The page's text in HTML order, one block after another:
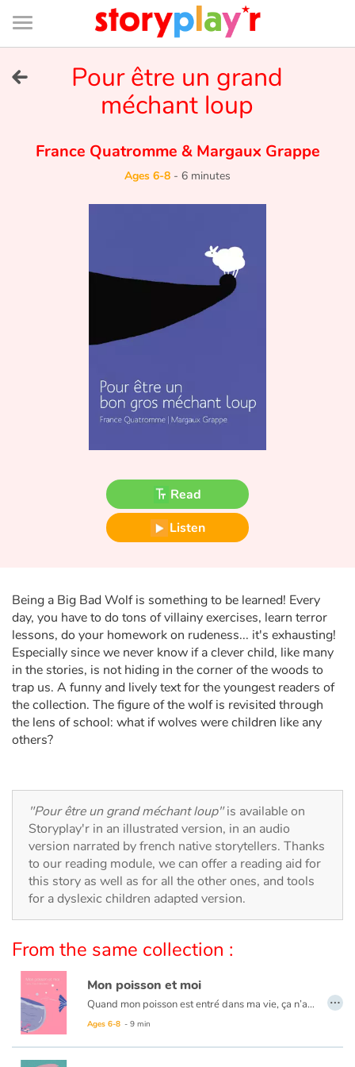
Connexion
Bibliothèque
de
page
Try for free
Tales and classics in french
Princesses and princes, kings, queens and dragons
Heroines and Heroes
Ecology, nature, seasons
Travel, epic, investigation, adventure
Around the world
Learning
Arts, space, activities
With the family
Daily life and hobbies
At school
Festivals and events
Love and friendship
Social issues
Emotions and feelings
Pour être un grand
méchant loup
France Quatromme &Margaux Grappe
Ages 6-8 - 6 minutes
Read
Listen
Being a Big Bad Wolf is something to be learned! Every
day, you have to do tons of villainy exercises, learn terror
lessons, do your homework on rudeness... it's exhausting!
Especially since we never know if a clever child, like many
in the stories, is not hiding in the corner of the woods to
trap us. A funny and lively text for the youngest readers of
the collection. The figure of the wolf is revisited through
the lens of school: what if wolves were children like any
others?
"Pour être un grand méchant loup"is available on
Storyplay'r in an illustrated version, in an audio
version narrated by french native storytellers. Thanks
to our reading module, we can offer a reading aid for
this story as well as for all the other ones, and tools
for a dyslexic children adapted version.
From the same collection :
Mon poisson et moi
Quand mon poisson est entré dans ma vie, ça n’a pas été facile… Il a fallu qu’on apprenne à se faire confiance et à s’accepter tels qu’on était. Maintenant, on s’est apprivoisé. Nous sommes tellement complices que les autres ne semblent plus nous comprendre : nous on rit et eux ils froncent les sourcils. Ils me trouvent bizarre ? C’est mon côté poisson !
Ages 6-8 - 9 min
…